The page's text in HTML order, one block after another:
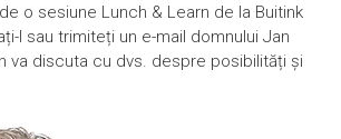
o sesiune Lunch & Learn de la Buitink
l sau trimiteți un e-mail domnului Jan
va discuta cu dvs. despre posibilități și